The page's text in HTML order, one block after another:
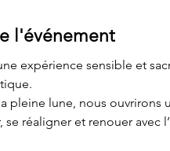
l'événement
expérience sensible et
pleine lune, nous ouvrirons
réaligner et renouer avec